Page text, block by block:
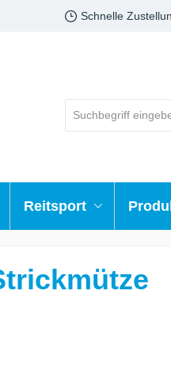
Schnelle
Reitsport